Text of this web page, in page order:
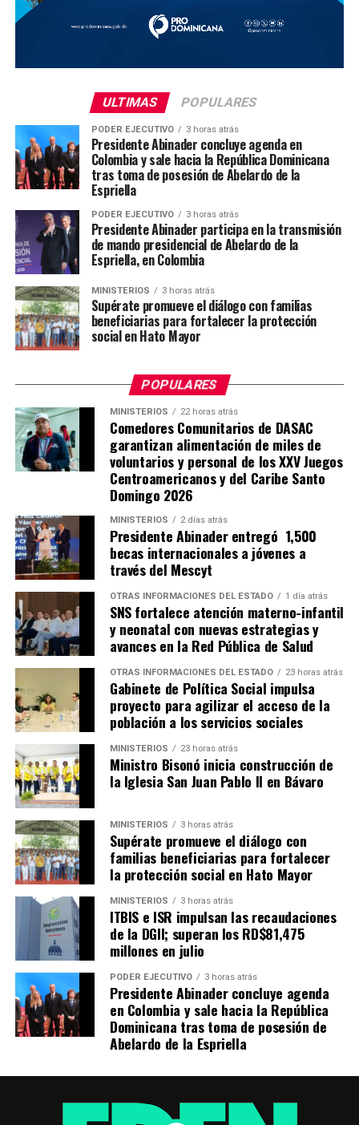
ULTIMAS POPULARES
PODER EJECUTIVO 3 horas atrás
Presidente Abinader concluye agenda en
Colombia y sale hacia la República Dominicana
tras toma de posesión de Abelardo de la
Espriella
PODER EJECUTIVO 3 horas atrás
Presidente Abinader participa en la transmisión
de mando presidencial de Abelardo de la
Espriella, en Colombia
MINISTERIOS 3 horas atrás
Supérate promueve el diálogo con familias
beneficiarias para fortalecer la protección
social en Hato Mayor
POPULARES
MINISTERIOS 22 horas atrás
Comedores Comunitarios de DASAC
garantizan alimentación de miles de
voluntarios y personal de los XXV Juegos
Centroamericanos y del Caribe Santo
Domingo 2026
MINISTERIOS 2 días atrás
Presidente Abinader entregó 1,500
becas internacionales a jóvenes a
través del Mescyt
OTRAS INFORMACIONES DEL ESTADO 1 día atrás
SNS fortalece atención materno-infantil
y neonatal con nuevas estrategias y
avances en la Red Pública de Salud
OTRAS INFORMACIONES DEL ESTADO 23 horas atrás
Gabinete de Política Social impulsa
proyecto para agilizar el acceso de la
población a los servicios sociales
MINISTERIOS 23 horas atrás
Ministro Bisonó inicia construcción de
la Iglesia San Juan Pablo II en Bávaro
MINISTERIOS 3 horas atrás
Supérate promueve el diálogo con
familias beneficiarias para fortalecer
la protección social en Hato Mayor
MINISTERIOS 3 horas atrás
ITBIS e ISR impulsan las recaudaciones
de la DGII; superan los RD$81,475
millones en julio
PODER EJECUTIVO 3 horas atrás
Presidente Abinader concluye agenda
en Colombia y sale hacia la República
Dominicana tras toma de posesión de
Abelardo de la Espriella